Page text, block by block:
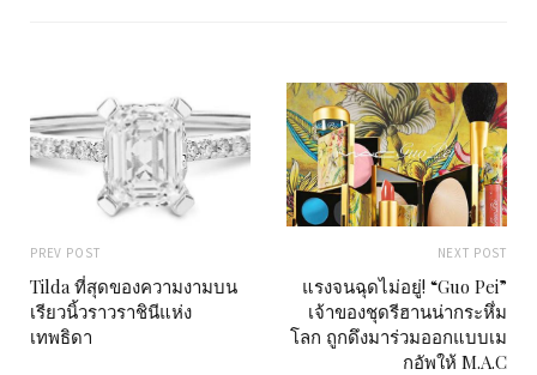
PREV POST
Tilda ที่สุดของความงามบน
เรียวนิ้วราวราชินีแห่ง
เทพธิดา
NEXT POST
แรงจนฉุดไม่อยู่! “Guo Pei”
เจ้าของชุดรีฮานน่ากระหึ่ม
โลก ถูกดึงมาร่วมออกแบบเม
กอัพให้ M.A.C